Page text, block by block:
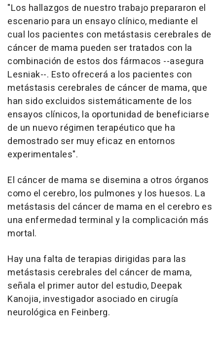
"Los hallazgos de nuestro trabajo prepararon el
escenario para un ensayo clínico, mediante el
cual los pacientes con metástasis cerebrales de
cáncer de mama pueden ser tratados con la
combinación de estos dos fármacos --asegura
Lesniak--. Esto ofrecerá a los pacientes con
metástasis cerebrales de cáncer de mama, que
han sido excluidos sistemáticamente de los
ensayos clínicos, la oportunidad de beneficiarse
de un nuevo régimen terapéutico que ha
demostrado ser muy eficaz en entornos
experimentales".
El cáncer de mama se disemina a otros órganos
como el cerebro, los pulmones y los huesos. La
metástasis del cáncer de mama en el cerebro es
una enfermedad terminal y la complicación más
mortal.
Hay una falta de terapias dirigidas para las
metástasis cerebrales del cáncer de mama,
señala el primer autor del estudio, Deepak
Kanojia, investigador asociado en cirugía
neurológica en Feinberg.